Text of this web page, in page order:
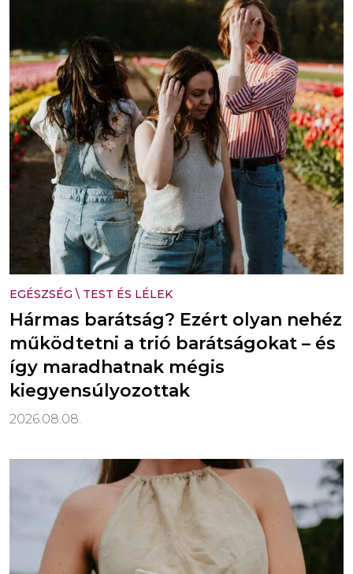
EGÉSZSÉG \ TEST ÉS LÉLEK
Hármas barátság? Ezért olyan nehéz
működtetni a trió barátságokat – és
így maradhatnak mégis
kiegyensúlyozottak
2026.08.08.